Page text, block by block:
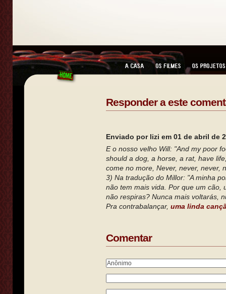
Responder a este
Enviado por lizi em 01 de abril de
E o nosso velho Will: "And my poor
should a dog, a horse, a rat, have
come no more, Never, never, never,
3) Na tradução do Millor: "A minha
não tem mais vida. Por que um cão,
não respiras? Nunca mais voltarás,
Pra contrabalançar, uma linda
Comentar